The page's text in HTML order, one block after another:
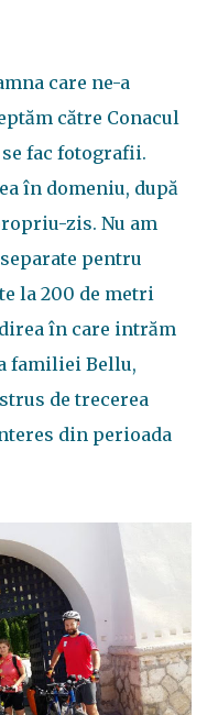
care ne-a
către Conacul
fac fotografii.
în domeniu, după
zis. Nu am
pentru
la 200 de metri
în care intrăm
familiei Bellu,
de trecerea
din perioada